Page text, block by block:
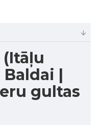
(Itāļu
|
gultas